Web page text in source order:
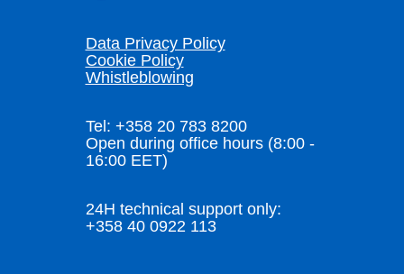
Data Privacy Policy
Cookie Policy
Whistleblowing
Tel: +358 20 783 8200
Open during office hours (8:00 -
16:00 EET)
24H technical support only:
+358 40 0922 113